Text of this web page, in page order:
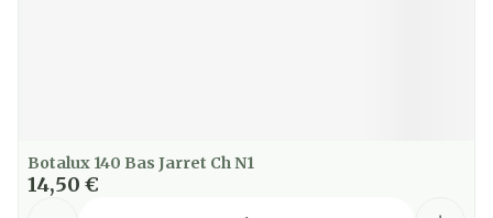
Botalux 140 Bas Jarret Ch N1
14,50 €